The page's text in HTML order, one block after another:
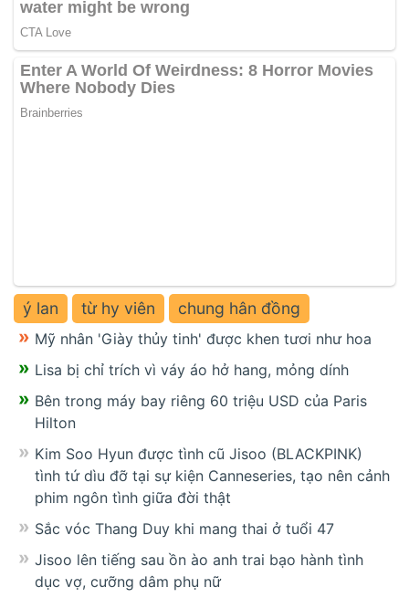
ý lan từ hy viên chung hân đồng
Mỹ nhân 'Giày thủy tinh' được khen tươi như hoa
Lisa bị chỉ trích vì váy áo hở hang, mỏng dính
Bên trong máy bay riêng 60 triệu USD của Paris
Hilton
Kim Soo Hyun được tình cũ Jisoo (BLACKPINK)
tình tứ dìu đỡ tại sự kiện Canneseries, tạo nên cảnh
phim ngôn tình giữa đời thật
Sắc vóc Thang Duy khi mang thai ở tuổi 47
Jisoo lên tiếng sau ồn ào anh trai bạo hành tình
dục vợ, cưỡng dâm phụ nữ